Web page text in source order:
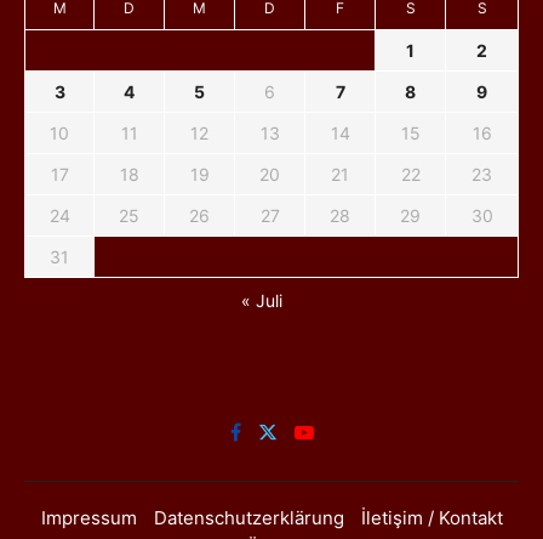
M D M D F S S
1
2
3
4 5 6 7 8
9
10
11 12 13 14 15
16
17
18 19 20 21 22
23
24
25 26 27 28 29
30
31
« Juli
Impressum Datenschutzerklärung
İletişim / Kontakt